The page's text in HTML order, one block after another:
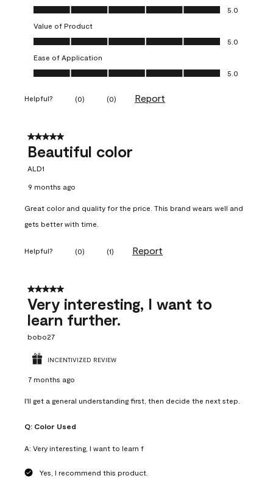
Quality of Product, 5.0 out of 5
5.0
Value of Product
Value of Product, 5.0 out of 5
5.0
Ease of Application
Ease of Application, 5.0 out of 5
5.0
Helpful? (0) (0) Report
5 out of 5 stars.
Beautiful color
ALD1
9 months ago
Great color and quality for the price. This brand wears well and
gets better with time.
Helpful? (0) (1) Report
5 out of 5 stars.
Very interesting, I want to
learn further.
bobo27
INCENTIVIZED REVIEW
7 months ago
I'll get a general understanding first, then decide the next step.
Q: Color Used
A: Very interesting, I want to learn f
Yes, I recommend this product.